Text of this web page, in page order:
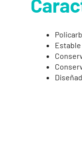
Estable